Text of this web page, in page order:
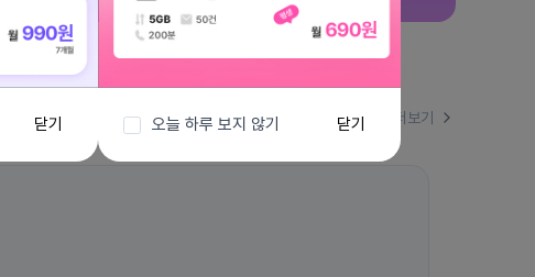
더보기
닫기 오늘 하루 보지 않기 닫기